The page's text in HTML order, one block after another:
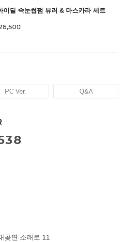
이딜 속눈썹펌 뷰러 & 마스카라 세트
PC Ver. Q&A
곶면 소래로 11